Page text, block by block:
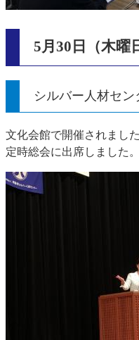
5月30日（木曜
シルバー人材セ
文化会館で開催されまし
定時総会に出席しました。